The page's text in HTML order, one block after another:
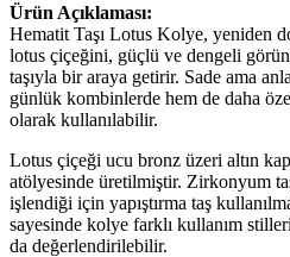
Ürün Açıklaması:
Hematit Taşı Lotus Kolye, yeniden
lotus çiçeğini, güçlü ve dengeli
taşıyla bir araya getirir. Sade ama
günlük kombinlerde hem de daha
olarak kullanılabilir.
Lotus çiçeği ucu bronz üzeri altın
atölyesinde üretilmiştir. Zirkonyum
işlendiği için yapıştırma taş
sayesinde kolye farklı kullanım
da değerlendirilebilir.